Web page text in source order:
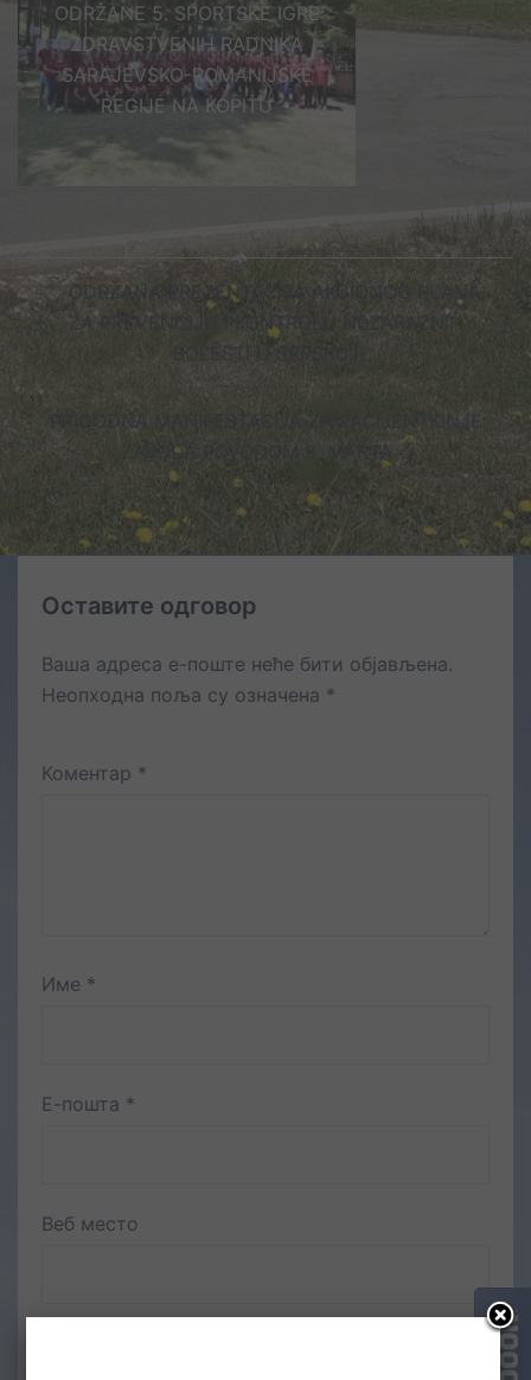
ODRŽANE 5. SPORTSKE IGRE
ZDRAVSTVENIH RADNIKA
SARAJEVSKO-ROMANIJSKE
REGIJE NA KOPITU
Post
navigation
ODRŽANA PREZENTACIJA AKCIONOG PLANA
ZA PREVENCIJU I KONTROLU NEZARAZNIH
BOLESTI U SRPSKOJ
PRIGODNA MANIFESTACIJA ZA PACIJENTKINJE
ZAVODA POVODOM 8. MARTA
Оставите одговор
Ваша адреса е-поште неће бити објављена.
Неопходна поља су означена *
Коментар *
Име *
Е-пошта *
Веб место